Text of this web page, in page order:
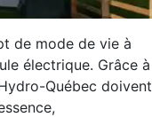
de mode de vie à
électrique. Grâce à
Québec doivent